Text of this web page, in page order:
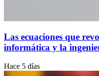
Las ecuaciones que
informática y la
Hace 5 días